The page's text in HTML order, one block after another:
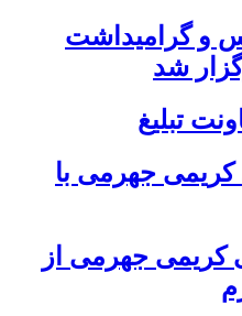
و گرامیداشت
شد
تبلیغ
کریمی جهرمی با
کریمی جهرمی از